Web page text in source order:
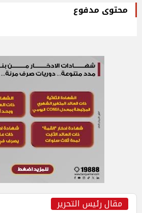
محتوى مدفوع
مقال رئيس التحرير